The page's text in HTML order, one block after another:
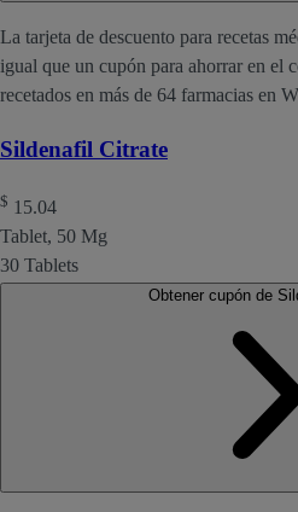
La tarjeta de descuento para recetas
igual que un cupón para ahorrar en el
recetados en más de 64 farmacias en
Sildenafil Citrate
$ 15.04
Tablet, 50 Mg
30 Tablets